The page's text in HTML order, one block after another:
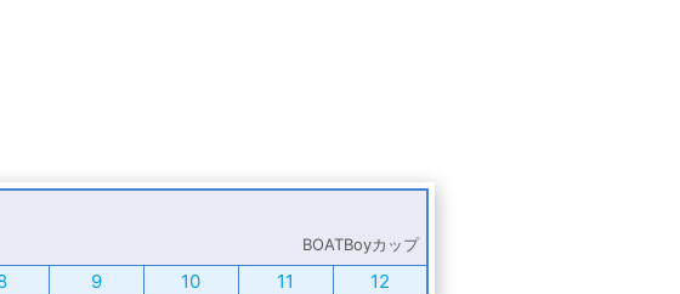
BOATBoyカップ
9 10 11 12